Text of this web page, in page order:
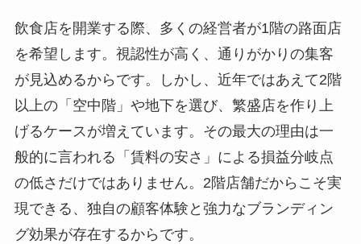
飲食店を開業する際、多くの経営者が1階の路面店
を希望します。視認性が高く、通りがかりの集客
が見込めるからです。しかし、近年ではあえて2階
以上の「空中階」や地下を選び、繁盛店を作り上
げるケースが増えています。その最大の理由は一
般的に言われる「賃料の安さ」による損益分岐点
の低さだけではありません。2階店舗だからこそ実
現できる、独自の顧客体験と強力なブランディン
グ効果が存在するからです。